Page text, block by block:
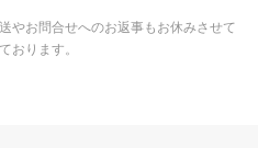
やお問合せへのお返事もお休みさせて
おります。